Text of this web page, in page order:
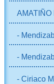
-
-
- Ciriaco